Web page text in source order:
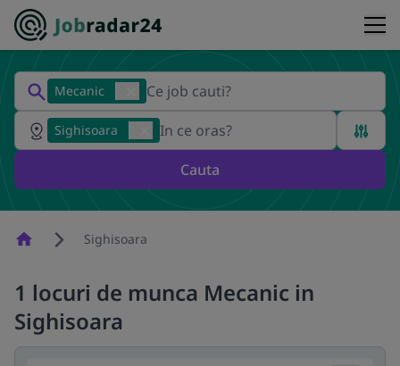
Mecanic
Sighisoara
Cauta
HomepageSighisoara
1 locuri de munca Mecanic in
Sighisoara